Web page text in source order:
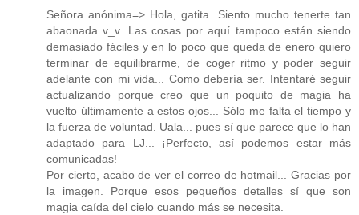
Señora anónima=> Hola, gatita. Siento mucho tenerte tan
abaonada v_v. Las cosas por aquí tampoco están siendo
demasiado fáciles y en lo poco que queda de enero quiero
terminar de equilibrarme, de coger ritmo y poder seguir
adelante con mi vida... Como debería ser. Intentaré seguir
actualizando porque creo que un poquito de magia ha
vuelto últimamente a estos ojos... Sólo me falta el tiempo y
la fuerza de voluntad. Uala... pues sí que parece que lo han
adaptado para LJ... ¡Perfecto, así podemos estar más
comunicadas!
Por cierto, acabo de ver el correo de hotmail... Gracias por
la imagen. Porque esos pequeños detalles sí que son
magia caída del cielo cuando más se necesita.